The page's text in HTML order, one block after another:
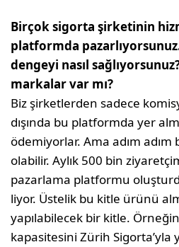
Birçok sigorta şirketinin
platformda
dengeyi nasıl
markalar var mı?
Biz şirketlerden sadece
dışında bu platformda yer
ödemiyorlar. Ama adım adım
olabilir. Aylık 500 bin
pazarlama platformu
liyor. Üstelik bu kitle ürünü
yapılabilecek bir kitle.
kapasitesini Zürih Sigor­ta’yla